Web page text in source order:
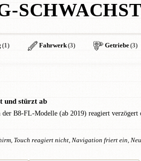
(1) Fahrwerk(3) Getriebe(3)
und stürzt ab
B8-FL-Modelle (ab 2019) reagiert
Touch reagiert nicht, Navigation friert ein,